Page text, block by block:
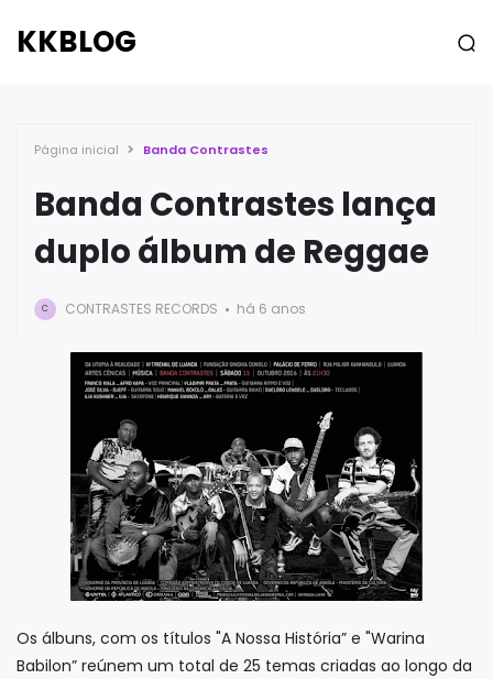
KKBLOG
Página inicial Banda Contrastes
Banda Contrastes lança
duplo álbum de Reggae
C CONTRASTES RECORDS há 6 anos
Os álbuns, com os títulos "A Nossa História” e "Warina
Babilon” reúnem um total de 25 temas criadas ao longo da